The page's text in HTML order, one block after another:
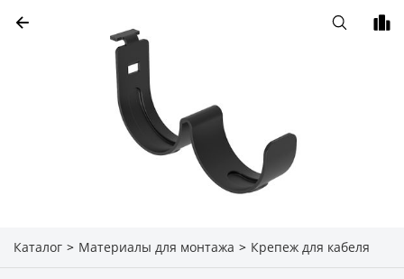
Каталог > Материалы для монтажа > Крепеж для кабеля